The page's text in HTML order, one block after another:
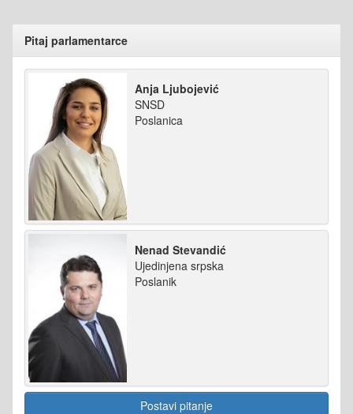
Pitaj parlamentarce
Anja Ljubojević
SNSD
Poslanica
Nenad Stevandić
Ujedinjena srpska
Poslanik
Postavi pitanje